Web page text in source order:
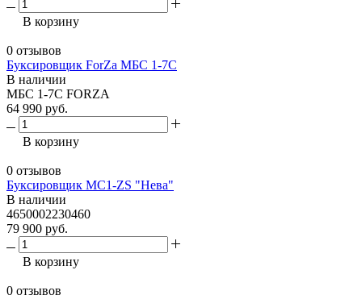
В корзину
0 отзывов
Буксировщик ForZa МБС 1-7С
В наличии
МБС 1-7С FORZA
64 990 руб.
В корзину
0 отзывов
Буксировщик МС1-ZS "Нева"
В наличии
4650002230460
79 900 руб.
В корзину
0 отзывов